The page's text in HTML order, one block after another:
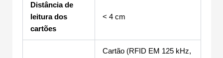
Distância de
leitura dos
cartões
< 4 cm
Cartão (RFID EM 125 kHz,